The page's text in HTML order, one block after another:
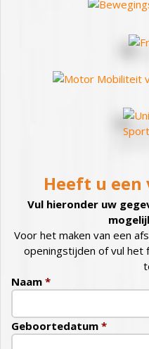
Heeft u een
Vul hieronder uw
Voor het maken van een
openingstijden of vul het
Naam *
Geboortedatum *